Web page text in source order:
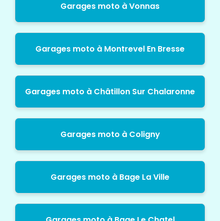
Garages moto à Vonnas
Garages moto à Montrevel En Bresse
Garages moto à Châtillon Sur Chalaronne
Garages moto à Coligny
Garages moto à Bage La Ville